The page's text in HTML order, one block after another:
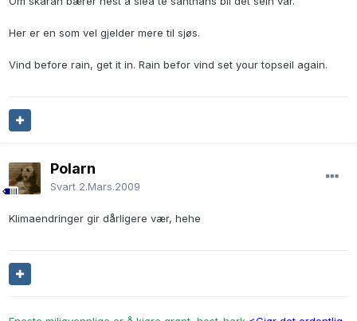
Her er en som vel gjelder mere til sjøs.
Vind before rain, get it in. Rain befor vind set your topseil again.
Polarn
Svart 2.Mars.2009
Klimaendringer gir dårligere vær, hehe